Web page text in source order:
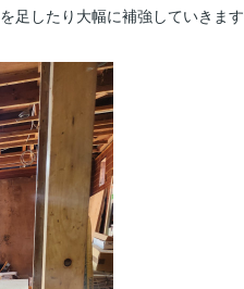
足したり大幅に補強していきます